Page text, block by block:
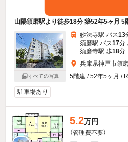
山陽須磨駅より徒歩18分 築52年5ヶ月 5
すべての写真
妙法寺駅 バス13
須磨駅 バス17分
須磨寺駅 歩18分
兵庫県神戸市須
5階建 / 52年5ヶ月 /
駐車場あり
5.2万円
（管理費不要）